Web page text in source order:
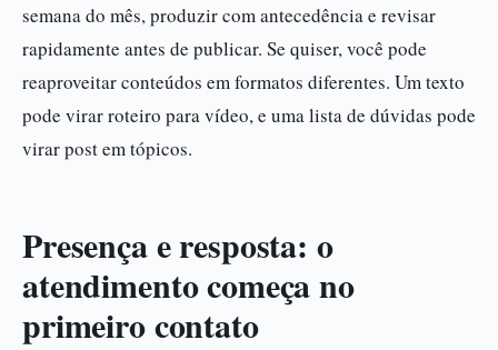
semana do mês, produzir com antecedência e revisar
rapidamente antes de publicar. Se quiser, você pode
reaproveitar conteúdos em formatos diferentes. Um texto
pode virar roteiro para vídeo, e uma lista de dúvidas pode
virar post em tópicos.
Presença e resposta: o
atendimento começa no
primeiro contato